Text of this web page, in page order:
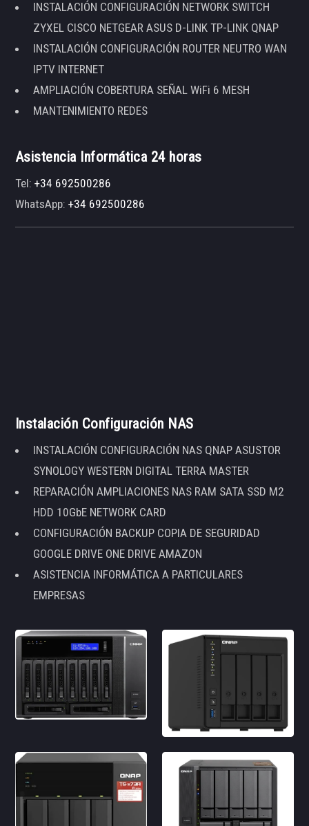
INSTALACIÓN CONFIGURACIÓN NETWORK SWITCH
ZYXEL CISCO NETGEAR ASUS D-LINK TP-LINK QNAP
INSTALACIÓN CONFIGURACIÓN ROUTER NEUTRO WAN
IPTV INTERNET
AMPLIACIÓN COBERTURA SEÑAL WiFi 6 MESH
MANTENIMIENTO REDES
Asistencia Informática 24 horas
Tel:+34 692500286
WhatsApp:+34 692500286
Instalación Configuración NAS
INSTALACIÓN CONFIGURACIÓN NAS QNAP ASUSTOR
SYNOLOGY WESTERN DIGITAL TERRA MASTER
REPARACIÓN AMPLIACIONES NAS RAM SATA SSD M2
HDD 10GbE NETWORK CARD
CONFIGURACIÓN BACKUP COPIA DE SEGURIDAD
GOOGLE DRIVE ONE DRIVE AMAZON
ASISTENCIA INFORMÁTICA A PARTICULARES
EMPRESAS